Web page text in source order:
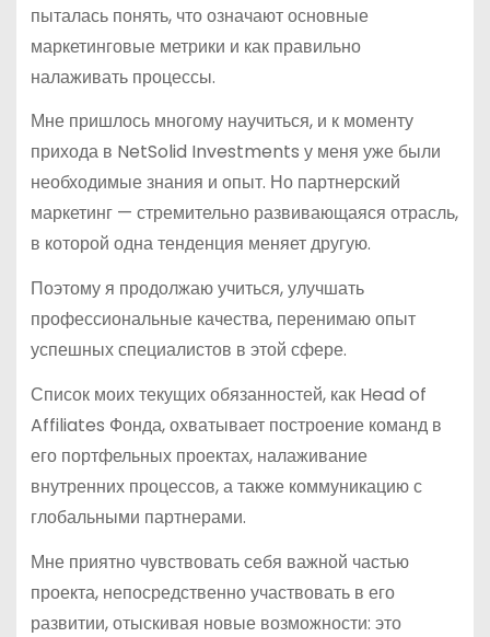
пыталась понять, что означают основные
маркетинговые метрики и как правильно
налаживать процессы.
Мне пришлось многому научиться, и к моменту
прихода в NetSolid Investments у меня уже были
необходимые знания и опыт. Но партнерский
маркетинг — стремительно развивающаяся отрасль,
в которой одна тенденция меняет другую.
Поэтому я продолжаю учиться, улучшать
профессиональные качества, перенимаю опыт
успешных специалистов в этой сфере.
Список моих текущих обязанностей, как Head of
Affiliates Фонда, охватывает построение команд в
его портфельных проектах, налаживание
внутренних процессов, а также коммуникацию с
глобальными партнерами.
Мне приятно чувствовать себя важной частью
проекта, непосредственно участвовать в его
развитии, отыскивая новые возможности: это